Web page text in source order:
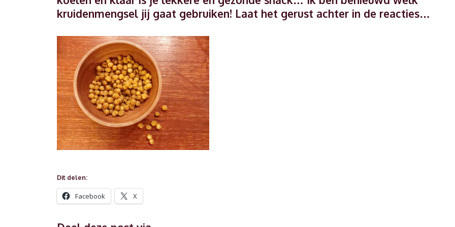
kruidenmengsel jij gaat gebruiken! Laat het gerust achter in de reacties…
Dit delen:
Facebook X